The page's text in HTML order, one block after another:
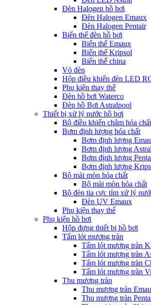
Đèn Halogen hồ bơi
Đèn Halogen Emaux
Đèn Halogen Pentair
Biến thế đèn hồ bơi
Biến thế Emaux
Biến thế Kripsol
Biến thế china
Vỏ đèn
Hộp điều khiển đèn LED
Phụ kiện thay thế
Đèn hồ bơi Waterco
Đèn hồ Bơi Astralpool
Thiết bị xử lý nước hồ bơi
Bộ điều khiển châm hóa chất
Bơm định lượng hóa chất
Bơm định lượng
Bơm định lượng Astral
Bơm định lượng
Bơm định lượng
Bộ mài mòn hóa chất
Bộ mài mòn hóa chất
Bộ đèn tia cực tím xử lý
Đèn UV Emaux
Phụ kiện thay thế
Phụ kiện hồ bơi
Hộp đựng thiết bị hồ bơi
Tấm lót mương tràn
Tấm lót mương tràn
Tấm lót mương tràn
Tấm lót mương tràn
Tấm lót mương tràn
Thu mương tràn
Thu mương tràn
Thu mương tràn